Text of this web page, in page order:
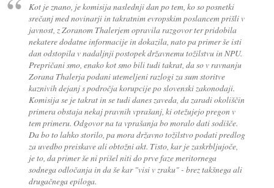
Kot je znano, je komisija naslednji dan po tem, ko so posnetki
srečanj med novinarji in takratnim evropskim poslancem prišli v
javnost, z Zoranom Thalerjem opravila razgovor ter pridobila
nekatere dodatne informacije in dokazila, nato pa primer še isti
dan odstopila v nadaljnji postopek državnemu tožilstvu in NPU.
Prepričani smo, enako kot smo bili tudi takrat, da so v ravnanju
Zorana Thalerja podani utemeljeni razlogi za sum storitve
kaznivih dejanj s področja korupcije po slovenski zakonodaji.
Komisija se je takrat in se tudi danes zaveda, da zaradi okoliščin
primera obstaja nekaj pravnih vprašanj, ki otežujejo pregon v
tem primeru. Odgovor na ta vprašanja bo moralo dati sodišče.
Da bo to lahko storilo, pa mora državno tožilstvo podati predlog
za uvedbo preiskave ali obtožni akt. Tisto, kar je zaskrbljujoče,
je to, da primer še ni prišel niti do prve faze meritornega
sodnega odločanja in da še kar "visi v zraku" - brez takšnega ali
drugačnega epiloga.